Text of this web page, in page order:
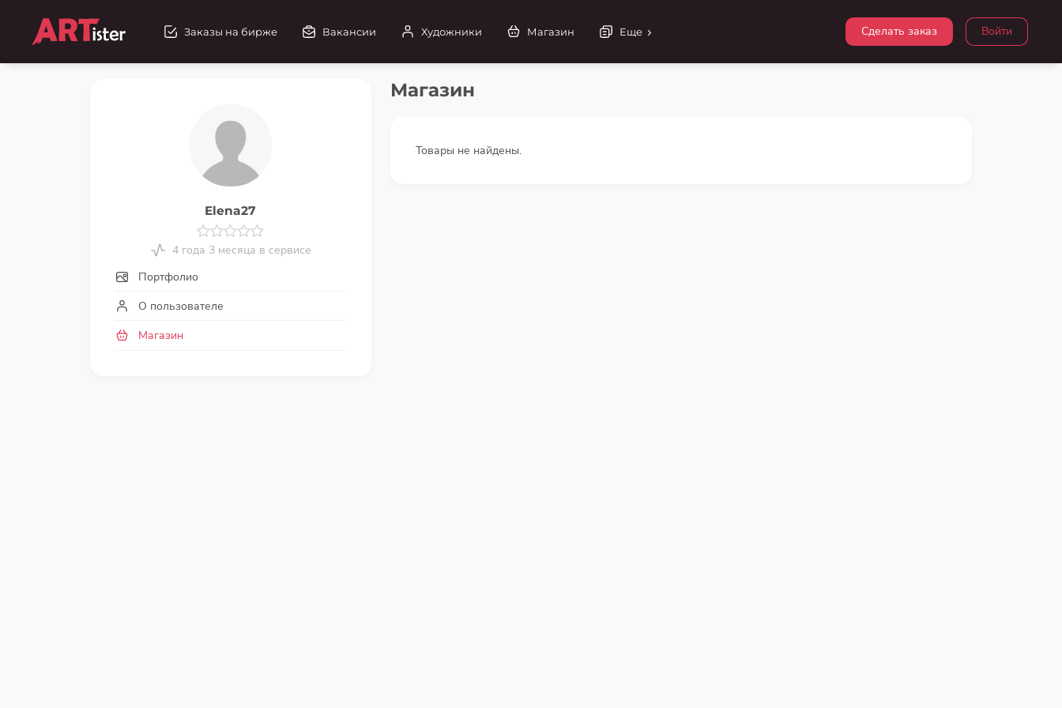
Войти
Сделать заказ
Заказы на бирже Вакансии Художники Магазин Еще
Elena27
4 года 3 месяца в сервисе
Портфолио
О пользователе
Магазин
Магазин
Товары не найдены.